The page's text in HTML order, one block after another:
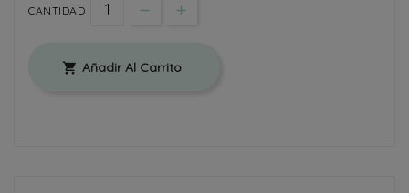
CANTIDAD
 Añadir Al Carrito